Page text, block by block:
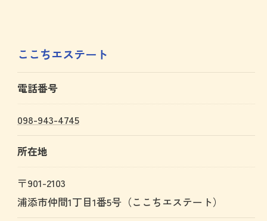
ここちエステート
電話番号
098-943-4745
所在地
〒901-2103
浦添市仲間1丁目1番5号（ここちエステート）